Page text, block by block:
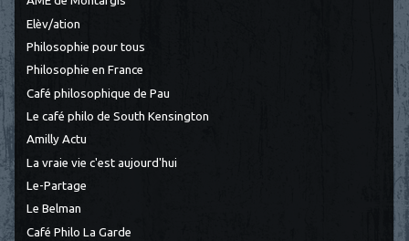
Elèv/ation
Philosophie pour tous
Philosophie en France
Café philosophique de Pau
Le café philo de South Kensington
Amilly Actu
La vraie vie c'est aujourd'hui
Le-Partage
Le Belman
Café Philo La Garde